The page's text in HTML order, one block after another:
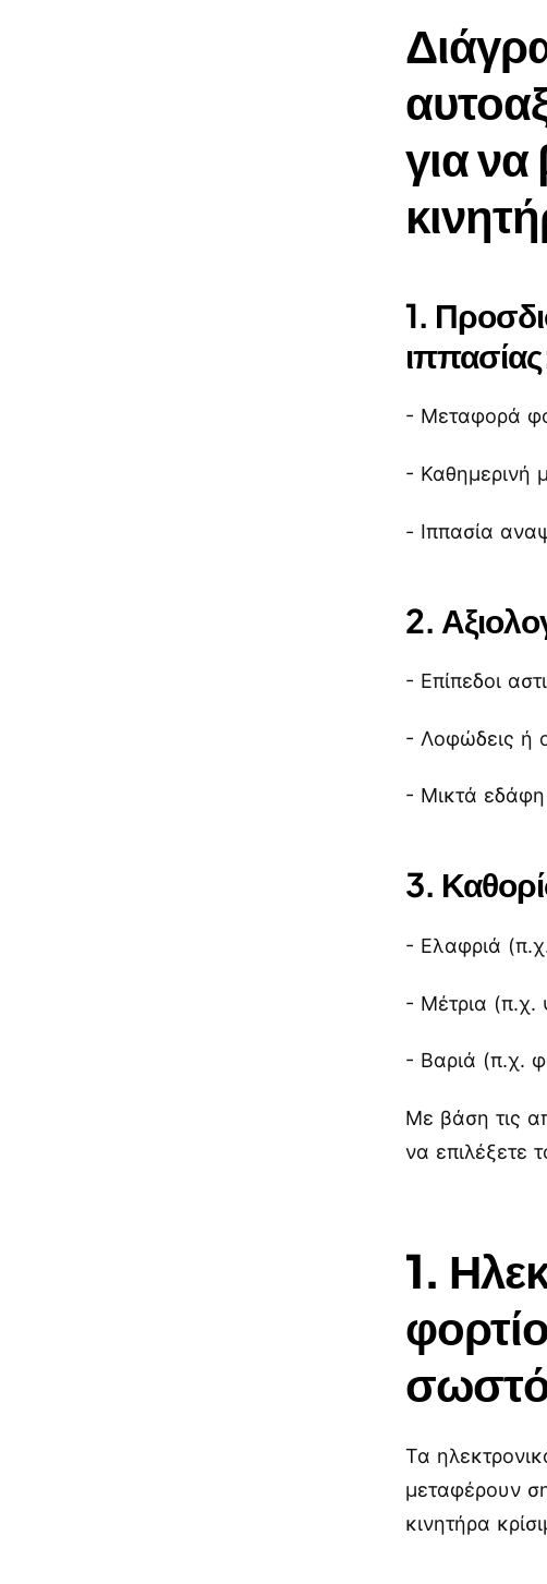
για να
1.
- Μεταφορά
- Καθημερινή
- Ιππασία
2.
- Επίπεδοι
- Λοφώδεις ή
- Μικτά εδάφη
3.
- Ελαφριά
- Μέτρια (π.χ.
- Βαριά (π.χ.
Με βάση τις
να επιλέξετε
1.
σωστό
Τα
μεταφέρουν
κινητήρα